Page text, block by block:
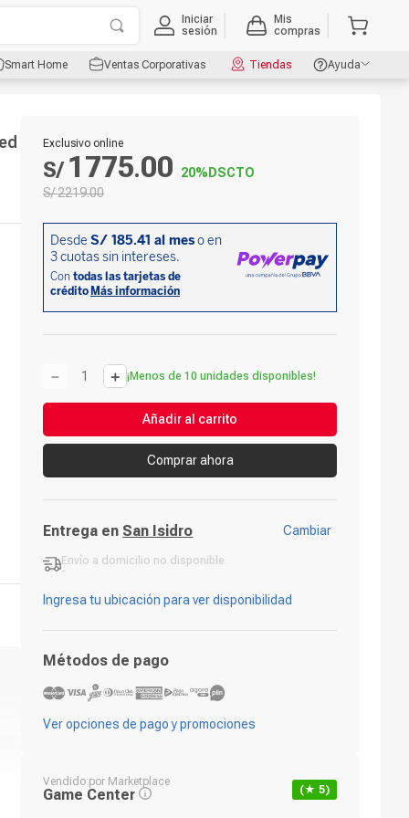
Iniciar
sesión
Mis
compras
Smart Home Ventas Corporativas Tiendas Ayuda
Exclusivo online
S/ 1775.00 20% DSCTO
S/2219.00
＋
－ ¡Menos de 10 unidades disponibles!
Añadir al carrito
Comprar ahora
Entrega en San Isidro Cambiar
Envío a domicilio no disponible
-
Ingresa tu ubicación para ver disponibilidad
Métodos de pago
Ver opciones de pago y promociones
Vendido por Marketplace
Game Center (★ 5)